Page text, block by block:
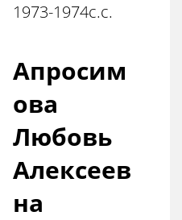
1973-1974с.с.
Апросим
ова
Любовь
Алексеев
на